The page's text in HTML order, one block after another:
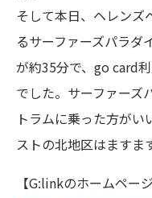
そして本日、ヘレンズ
るサーファーズパラダ
が約35分で、go card
でした。サーファーズ
トラムに乗った方が
ストの北地区はますま
【G:linkのホームペー